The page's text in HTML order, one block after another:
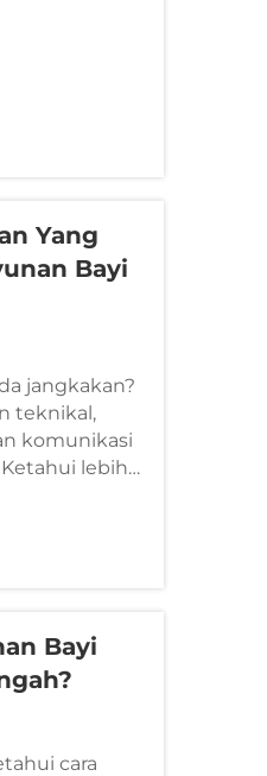
Yang
Bayi
jangkakan?
teknikal,
komunikasi
lebih
Bayi
cara